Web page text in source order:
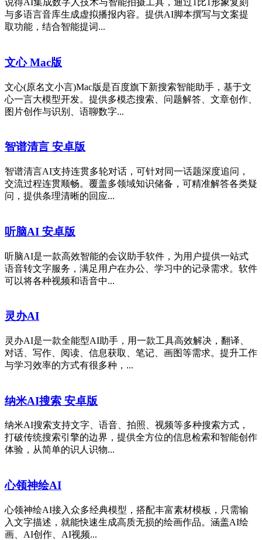
说得AI集成数字人技术与智能拍摄工具，通过1比1形象复刻
与多语言音库生成虚拟播报内容。提供AI脚本撰写与文案提
取功能，结合智能提词...
文心 Mac版
文心(原名文小言)Mac版是百度旗下新搜索智能助手，基于文
心一言大模型开发。提供多模态搜索、问题解答、文章创作、
图片创作与识别、语聊数字...
智谱清言 安卓版
智谱清言AI支持连贯多轮对话，可针对同一话题深度追问，
交流过程连贯顺畅。覆盖多领域知识储备，可精准解答各类疑
问，提供条理清晰的回应...
听脑AI 安卓版
听脑AI是一款高效智能的会议助手软件，为用户提供一站式
语音转文字服务，满足用户在办公、学习中的记录需求。软件
可以将各种视频和语音中...
灵办AI
灵办AI是一款全能型AI助手，用一款工具高效解决，翻译、
对话、写作、阅读、信息获取、笔记、画图等需求。提升工作
与学习效率的方式有很多种，...
纳米AI搜索 安卓版
纳米AI搜索支持文字、语音、拍照、视频等多种搜索方式，
打破传统搜索引擎的边界，提供全方位的信息检索和智能创作
体验，从简单的识人识物...
心领神绘AI
心领神绘AI接入众多经典模型，搭配丰富素材模板，只需输
入文字描述，就能快速生成高质无损的绘画作品。涵盖AI绘
画、AI创作、AI视频...